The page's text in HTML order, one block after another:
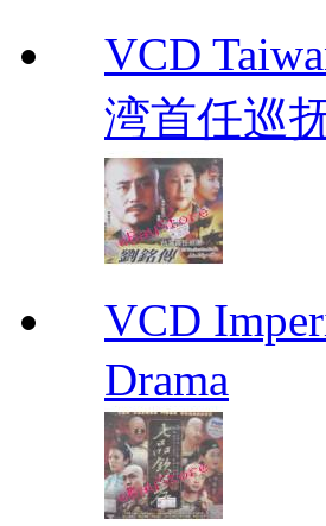
VCD
湾首任巡
VCD
Drama